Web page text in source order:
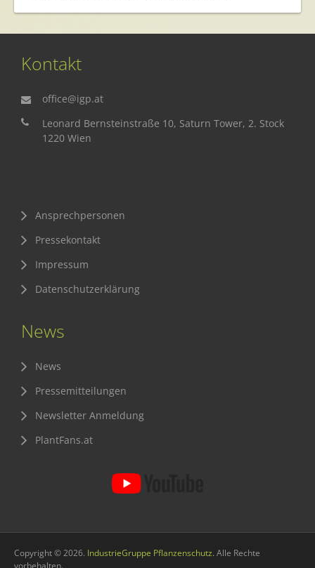
Kontakt
office@igp.at
Leonard Bernsteinstraße 10, Saturn Tower, 2. Stock
1220 Wien
Ansprechpersonen
Pressekontakt
Impressum
Datenschutzerklärung
News
News
Pressemitteilungen
Newsletter Anmeldung
PlantFans.at
Copyright © 2026. IndustrieGruppe Pflanzenschutz. Alle Rechte